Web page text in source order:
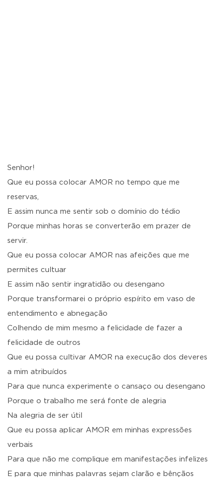
Senhor!
Que eu possa colocar AMOR no tempo que me
reservas,
E assim nunca me sentir sob o domínio do tédio
Porque minhas horas se converterão em prazer de
servir.
Que eu possa colocar AMOR nas afeições que me
permites cultuar
E assim não sentir ingratidão ou desengano
Porque transformarei o próprio espírito em vaso de
entendimento e abnegação
Colhendo de mim mesmo a felicidade de fazer a
felicidade de outros
Que eu possa cultivar AMOR na execução dos deveres
a mim atribuídos
Para que nunca experimente o cansaço ou desengano
Porque o trabalho me será fonte de alegria
Na alegria de ser útil
Que eu possa aplicar AMOR em minhas expressões
verbais
Para que não me complique em manifestações infelizes
E para que minhas palavras sejam clarão e bênçãos